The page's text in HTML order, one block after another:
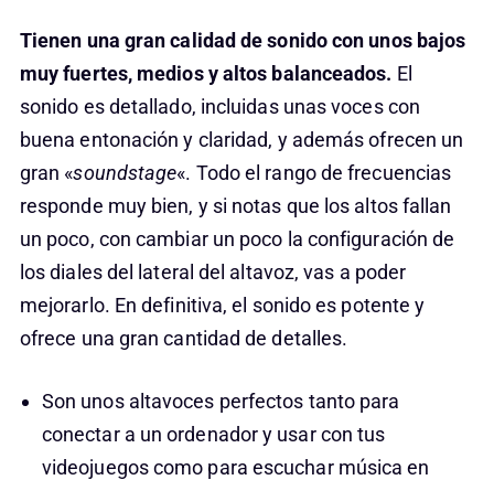
Tienen una gran calidad de sonido con unos bajos
muy fuertes, medios y altos balanceados. El
sonido es detallado, incluidas unas voces con
buena entonación y claridad, y además ofrecen un
gran «soundstage«. Todo el rango de frecuencias
responde muy bien, y si notas que los altos fallan
un poco, con cambiar un poco la configuración de
los diales del lateral del altavoz, vas a poder
mejorarlo. En definitiva, el sonido es potente y
ofrece una gran cantidad de detalles.
Son unos altavoces perfectos tanto para
conectar a un ordenador y usar con tus
videojuegos como para escuchar música en